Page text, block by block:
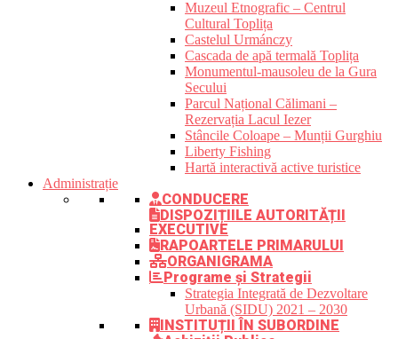
Muzeul Etnografic – Centrul
Cultural Toplița
Castelul Urmánczy
Cascada de apă termală Toplița
Monumentul-mausoleu de la Gura
Secului
Parcul Național Călimani –
Rezervația Lacul Iezer
Stâncile Coloape – Munții Gurghiu
Liberty Fishing
Hartă interactivă active turistice
Administrație
CONDUCERE
DISPOZIȚIILE AUTORITĂȚII
EXECUTIVE
RAPOARTELE PRIMARULUI
ORGANIGRAMA
Programe și Strategii
Strategia Integrată de Dezvoltare
Urbană (SIDU) 2021 – 2030
INSTITUȚII ÎN SUBORDINE